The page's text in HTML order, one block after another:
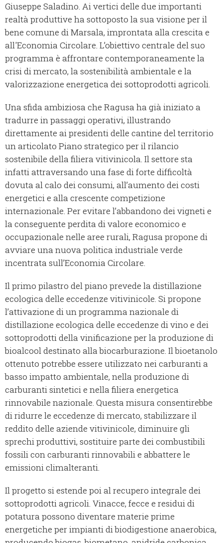
Giuseppe Saladino. Ai vertici delle due importanti
realtà produttive ha sottoposto la sua visione per il
bene comune di Marsala, improntata alla crescita e
all'Economia Circolare. L’obiettivo centrale del suo
programma è affrontare contemporaneamente la
crisi di mercato, la sostenibilità ambientale e la
valorizzazione energetica dei sottoprodotti agricoli.
Una sfida ambiziosa che Ragusa ha già iniziato a
tradurre in passaggi operativi, illustrando
direttamente ai presidenti delle cantine del territorio
un articolato Piano strategico per il rilancio
sostenibile della filiera vitivinicola. Il settore sta
infatti attraversando una fase di forte difficoltà
dovuta al calo dei consumi, all’aumento dei costi
energetici e alla crescente competizione
internazionale. Per evitare l’abbandono dei vigneti e
la conseguente perdita di valore economico e
occupazionale nelle aree rurali, Ragusa propone di
avviare una nuova politica industriale verde
incentrata sull’Economia Circolare.
Il primo pilastro del piano prevede la distillazione
ecologica delle eccedenze vitivinicole. Si propone
l’attivazione di un programma nazionale di
distillazione ecologica delle eccedenze di vino e dei
sottoprodotti della vinificazione per la produzione di
bioalcool destinato alla biocarburazione. Il bioetanolo
ottenuto potrebbe essere utilizzato nei carburanti a
basso impatto ambientale, nella produzione di
carburanti sintetici e nella filiera energetica
rinnovabile nazionale. Questa misura consentirebbe
di ridurre le eccedenze di mercato, stabilizzare il
reddito delle aziende vitivinicole, diminuire gli
sprechi produttivi, sostituire parte dei combustibili
fossili con carburanti rinnovabili e abbattere le
emissioni climalteranti.
Il progetto si estende poi al recupero integrale dei
sottoprodotti agricoli. Vinacce, fecce e residui di
potatura possono diventare materie prime
energetiche per impianti di biodigestione anaerobica,